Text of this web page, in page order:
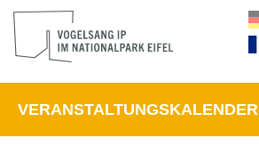
VERANSTALTUNGSKALENDER